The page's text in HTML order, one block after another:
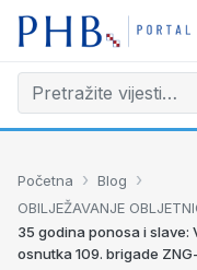
Početna › Blog ›
OBILJEŽAVANJE
35 godina ponosa i
osnutka 109. brigade